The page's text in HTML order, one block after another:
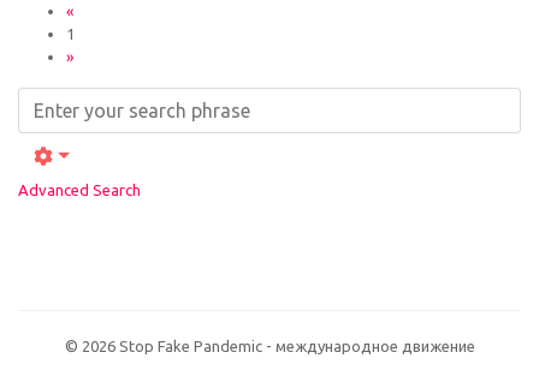
«
1
»
Advanced Search
© 2026 Stop Fake Pandemic - международное движение